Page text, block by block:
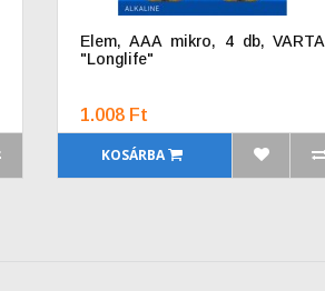
Elem, AAA mikro, 4 db, VARTA
"Longlife"
1.008 Ft
KOSÁRBA